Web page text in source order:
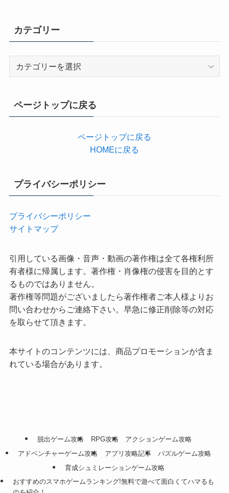
カテゴリー
ページトップに戻る
ページトップに戻る
HOMEに戻る
プライバシーポリシー
プライバシーポリシー
サイトマップ
引用している画像・音声・動画の著作権は全て各権利所
有者様に帰属します。著作権・肖像権の侵害を目的とす
るものではありません。
著作権等問題がございましたら著作権者ご本人様よりお
問い合わせからご連絡下さい。早急に修正削除等の対応
を取らせて頂きます。
本サイトのコンテンツには、商品プロモーションが含ま
れている場合があります。
脱出ゲーム攻略 RPG攻略
アクションゲーム攻略
アドベンチャーゲーム攻略
アプリ攻略記事
パズルゲーム攻略
育成シュミレーションゲーム攻略
おすすめのスマホゲームランキング!無料で遊べて面白くてハマるも